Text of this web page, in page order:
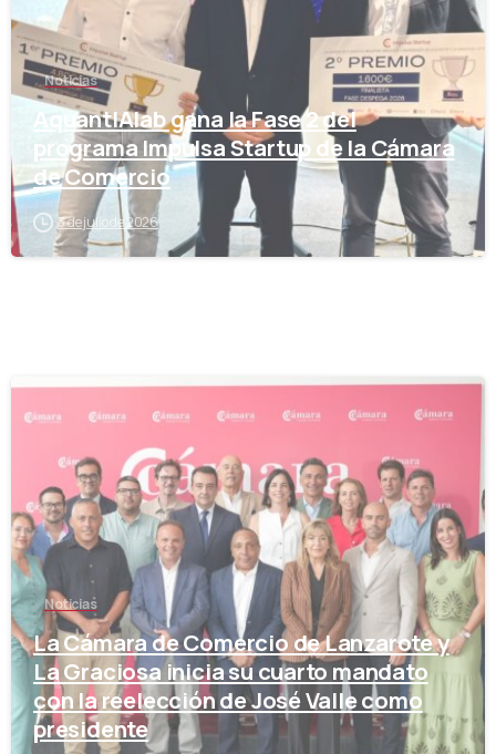
Noticias
AquantIAlab gana la Fase 2 del
programa Impulsa Startup de la Cámara
de Comercio
3 de julio de 2026
Noticias
La Cámara de Comercio de Lanzarote y
La Graciosa inicia su cuarto mandato
con la reelección de José Valle como
presidente